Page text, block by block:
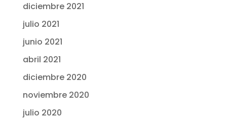
diciembre 2021
julio 2021
junio 2021
abril 2021
diciembre 2020
noviembre 2020
julio 2020